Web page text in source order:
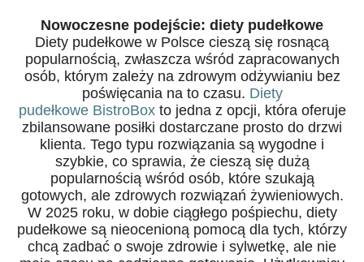
Nowoczesne podejście: diety pudełkowe
Diety pudełkowe w Polsce cieszą się rosnącą
popularnością, zwłaszcza wśród zapracowanych
osób, którym zależy na zdrowym odżywianiu bez
poświęcania na to czasu. Diety
pudełkowe BistroBoxto jedna z opcji, która oferuje
zbilansowane posiłki dostarczane prosto do drzwi
klienta. Tego typu rozwiązania są wygodne i
szybkie, co sprawia, że cieszą się dużą
popularnością wśród osób, które szukają
gotowych, ale zdrowych rozwiązań żywieniowych.
W 2025 roku, w dobie ciągłego pośpiechu, diety
pudełkowe są nieocenioną pomocą dla tych, którzy
chcą zadbać o swoje zdrowie i sylwetkę, ale nie